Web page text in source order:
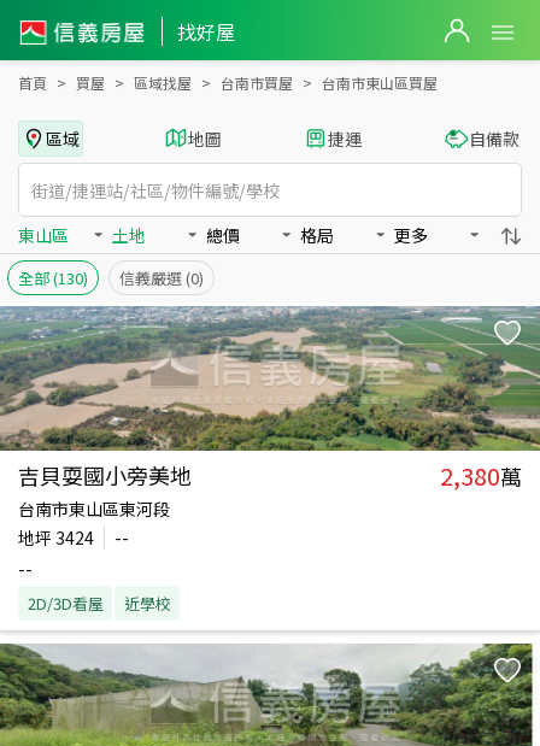
找好屋
台南市東山區買房：土地房屋物件出售、房價分析
首頁 買屋 區域找屋 台南市買屋 台南市東山區買屋
區域 地圖 捷運 自備款
東山區 土地 總價 格局 更多
全部(130) 信義嚴選 (0)
吉貝耍國小旁美地 2,380萬
台南市東山區東河段
地坪 3424
--
--
2D/3D看屋 近學校
台南市東山區買房：土地物件出售、房價分析 - 信義房屋